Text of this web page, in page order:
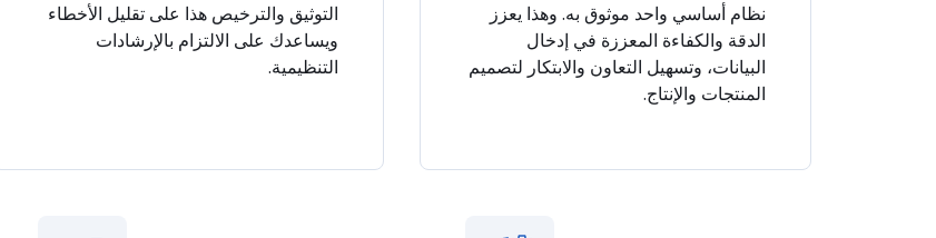
نظام أساسي واحد موثوق به. وهذا يعزز
الدقة والكفاءة المعززة في إدخال
البيانات، وتسهيل التعاون والابتكار لتصميم
المنتجات والإنتاج.
التوثيق والترخيص هذا على تقليل الأخطاء
ويساعدك على الالتزام بالإرشادات
التنظيمية.